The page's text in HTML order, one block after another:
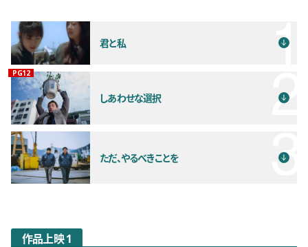
君と私
しあわせな選択
観覧年齢制限
PG12
ただ、やるべきことを
作品上映 1